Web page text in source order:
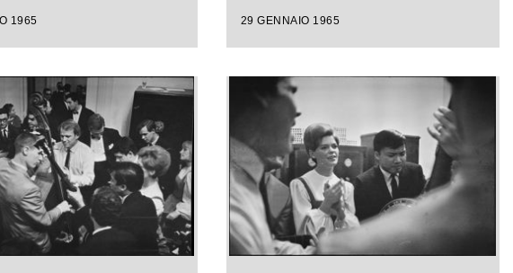
1965 29 GENNAIO 1965